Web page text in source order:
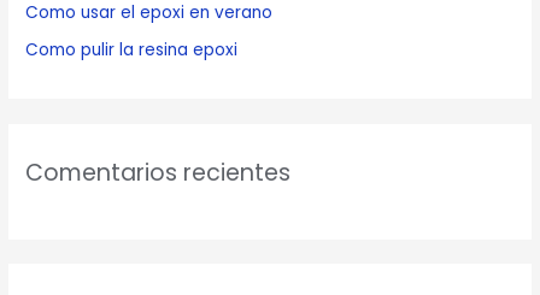
:Como usar el epoxi en verano
Como pulir la resina epoxi
Comentarios recientes